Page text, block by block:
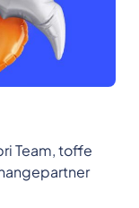
Team, toffe